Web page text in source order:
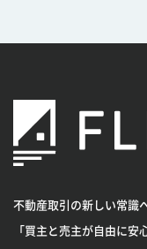
不動産取引の新しい常識
「買主と売主が自由に安